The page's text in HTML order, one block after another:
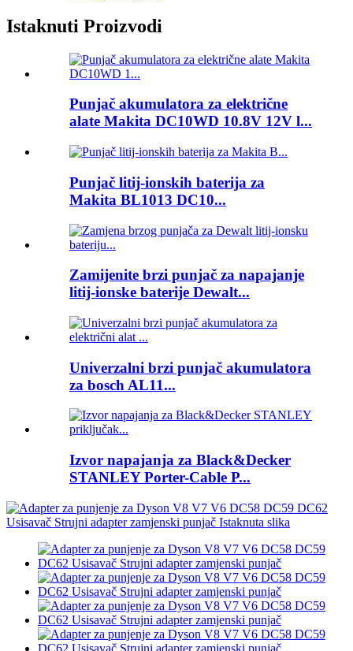
Istaknuti Proizvodi
Punjač akumulatora za električne
alate Makita DC10WD 10.8V 12V l...
Punjač litij-ionskih baterija za
Makita BL1013 DC10...
Zamijenite brzi punjač za napajanje
litij-ionske baterije Dewalt...
Univerzalni brzi punjač akumulatora
za bosch AL11...
Izvor napajanja za Black&Decker
STANLEY Porter-Cable P...